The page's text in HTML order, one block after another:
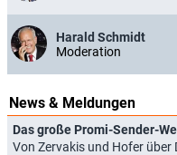
Harald Schmidt
Moderation
News & Meldungen
Von Zervakis und Hofer über Darnell